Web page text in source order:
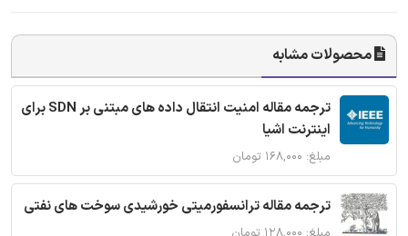
محصولات مشابه
ترجمه مقاله امنیت انتقال داده های مبتنی بر SDN برای
اینترنت اشیا
مبلغ: ۱۶۸,۰۰۰ تومان
ترجمه مقاله ترانسفورمیتی خورشیدی سوخت های نفتی